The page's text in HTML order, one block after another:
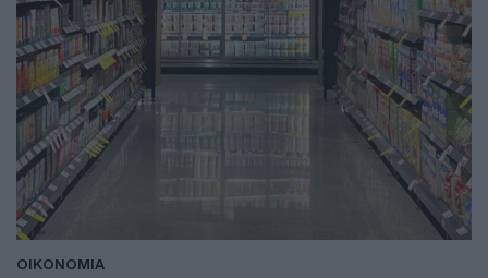
ΟΙΚΟΝΟΜΙΑ